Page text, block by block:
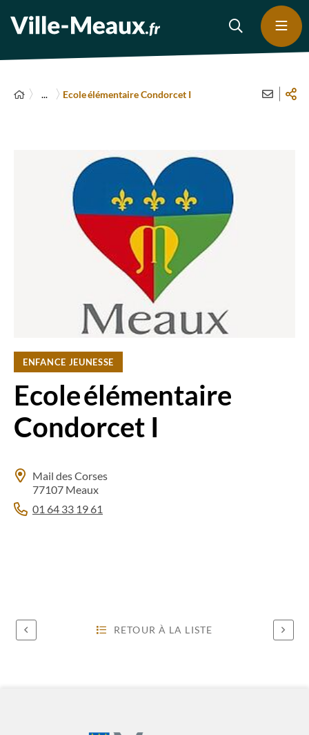
... Ecole élémentaire Condorcet I
ENFANCE JEUNESSE
Ecole élémentaire
Condorcet I
Mail des Corses
77107 Meaux
01 64 33 19 61
RETOUR À LA LISTE